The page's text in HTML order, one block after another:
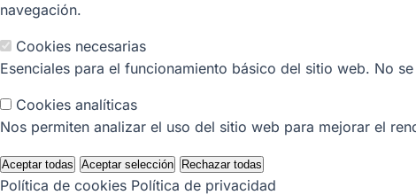
navegación.
Cookies necesarias
Esenciales para el funcionamiento básico del sitio web. No
Cookies analíticas
Nos permiten analizar el uso del sitio web para mejorar el
Aceptar todas Aceptar selección Rechazar todas
Política de cookies Política de privacidad